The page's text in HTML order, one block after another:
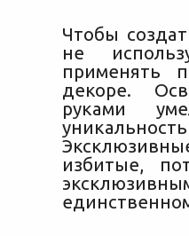
Чтобы
не
применять
декоре.
руками
избитые,